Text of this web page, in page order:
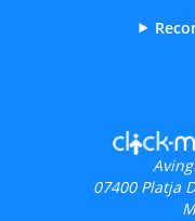
07400 Platja